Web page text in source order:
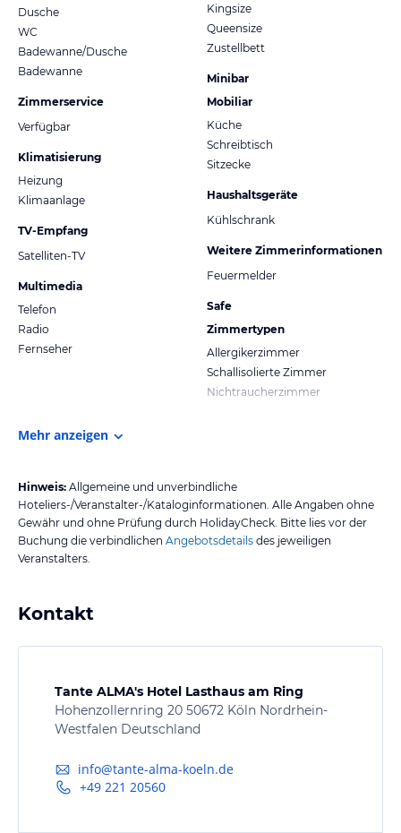
Dusche
WC
Badewanne/Dusche
Badewanne
Zimmerservice
Verfügbar
Klimatisierung
Heizung
Klimaanlage
TV-Empfang
Satelliten-TV
Multimedia
Telefon
Radio
Fernseher
Kingsize
Queensize
Zustellbett
Minibar
Mobiliar
Küche
Schreibtisch
Sitzecke
Haushaltsgeräte
Kühlschrank
Weitere Zimmerinformationen
Feuermelder
Safe
Zimmertypen
Allergikerzimmer
Schallisolierte Zimmer
Nichtraucherzimmer
Mehr anzeigen
Hinweis: Allgemeine und unverbindliche
Hoteliers-/Veranstalter-/Kataloginformationen. Alle Angaben ohne
Gewähr und ohne Prüfung durch HolidayCheck. Bitte lies vor der
Buchung die verbindlichen Angebotsdetails des jeweiligen
Veranstalters.
Kontakt
Tante ALMA's Hotel Lasthaus am Ring
Hohenzollernring 20 50672 Köln Nordrhein-
Westfalen Deutschland
info@tante-alma-koeln.de
+49 221 20560